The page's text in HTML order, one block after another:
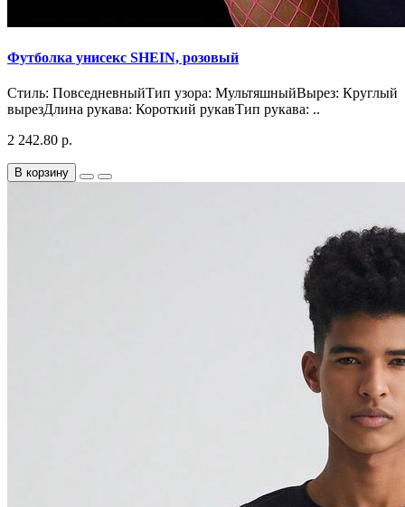
Футболка унисекс SHEIN, розовый
Стиль: ПовседневныйТип узора: МультяшныйВырез: Круглый
вырезДлина рукава: Короткий рукавТип рукава: ..
2 242.80 р.
В корзину